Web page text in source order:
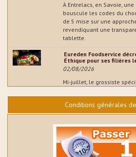
À Entrelacs, en Savoie,
bouscule les codes du
de 5 mise sur une
revendiquant une
tablette.
Eureden Foodservice
Éthique pour ses filières
02/08/2026
Mi-juillet, le grossiste
certification commerce
Éthique pour ses filières
son engagement en
durable et plus
Trophées de la glace : les
édition sont ouvertes -
01/08/2026
Conditions générales